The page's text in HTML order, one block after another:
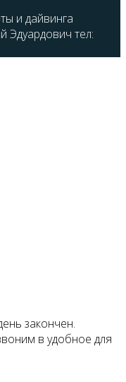
и дайвинга
Эдуардович тел:
закончен.
в удобное для